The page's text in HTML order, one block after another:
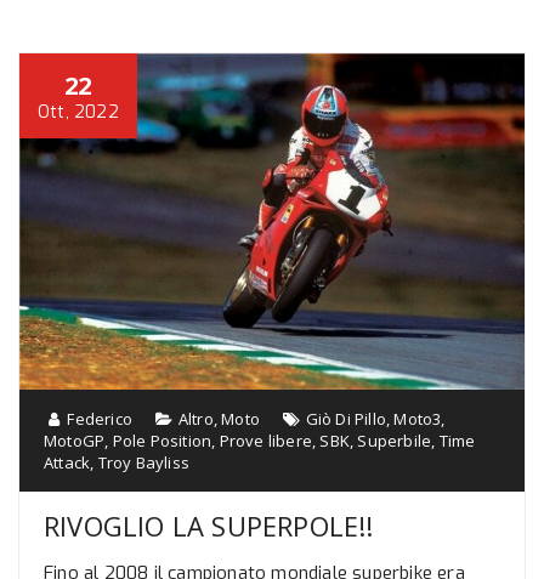
22
Ott, 2022
Federico Altro,Moto Giò Di Pillo,Moto3,
MotoGP, Pole Position, Prove libere, SBK, Superbile, Time
Attack, Troy Bayliss
RIVOGLIO LA SUPERPOLE!!
Fino al 2008 il campionato mondiale superbike era